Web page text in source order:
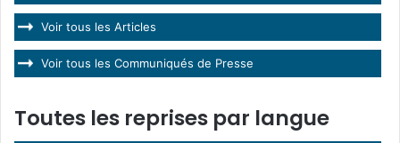
Voir tous les Articles
Voir tous les Communiqués de Presse
Toutes les reprises par langue